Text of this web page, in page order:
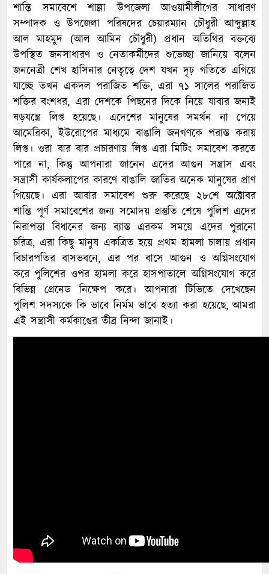
শান্তি সমাবেশে শাল্লা উপজেলা আওয়ামীলীগের সাধারণ
সম্পাদক ও উপজেলা পরিষদের চেয়ারম্যান চৌধুরী আব্দুল্লাহ
আল মাহমুদ (আল আমিন চৌধুরী) প্রধান অতিথির বক্তব্যে
উপস্থিত জনসাধারণ ও নেতাকর্মীদের শুভেচ্ছা জানিয়ে বলেন
জননেত্রী শেখ হাসিনার নেতৃত্বে দেশ যখন দৃঢ় গতিতে এগিয়ে
যাচ্ছে তখন একদল পরাজিত শক্তি, এরা ৭১ সালের পরাজিত
শক্তির বংশধর, এরা দেশকে পিছনের দিকে নিয়ে যাবার জন্যই
ষড়যন্ত্রে লিপ্ত হয়েছে। এদেশের মানুষের সমর্থন না পেয়ে
আমেরিকা, ইউরোপের মাধ্যমে বাঙালি জনগণকে পরাস্ত করায়
লিপ্ত। ওরা বার বার প্রচারণায় লিপ্ত এরা মিটিং সমাবেশ করতে
পারে না, কিন্তু আপনারা জানেন এদের আগুন সন্ত্রাস এবং
সন্ত্রাসী কার্যকলাপের কারণে বাঙালি জাতির অনেক মানুষের প্রাণ
গিয়েছে। এরা আবার সমাবেশ শুরু করেছে ২৮শে অক্টোবর
শান্তি পূর্ণ সমাবেশের জন্য সমোদয় প্রস্তুতি শেষে পুলিশ এদের
নিরাপত্তা বিধানের জন্য ব্যাস্ত এরকম সময়ে এদের পুরানো
চরিত্র, এরা কিছু মানুষ একত্রিত হয়ে প্রথম হামলা চালায় প্রধান
বিচারপতির বাসভবনে, এর পর বাসে আগুন ও অগ্নিসংযোগ
করে পুলিশের ওপর হামলা করে হাসপাতালে অগ্নিসংযোগ করে
বিভিন্ন গ্রেনেড নিক্ষেপ করে। আপনারা টিভিতে দেখেছেন
পুলিশ সদস্যকে কি ভাবে নির্মম ভাবে হত্যা করা হয়েছে, আমরা
এই সন্ত্রাসী কর্মকাণ্ডের তীব্র নিন্দা জানাই।